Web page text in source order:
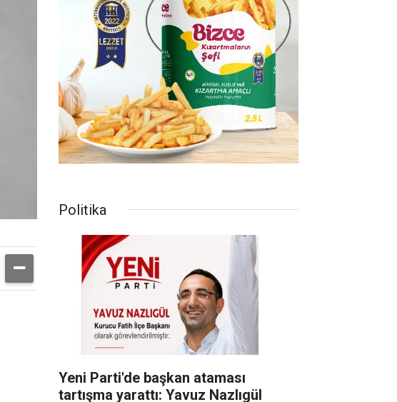
Politika
Yeni Parti'de başkan ataması
tartışma yarattı: Yavuz Nazlıgül